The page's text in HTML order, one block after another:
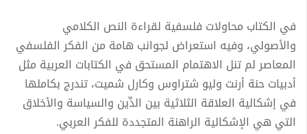
في الكتاب محاولات فلسفية لقراءة النص الكلامي
والأصولي، وفيه استعراض لجوانب هامة من الفكر الفلسفي
المعاصر لم تنل الاهتمام المستحق في الكتابات العربية مثل
أدبيات حنة أرنت وليو شتراوس وكارل شميت، تندرج بكاملها
في إشكالية العلاقة الثلاثية بين الدِّين والسياسة والأخلاق
التي هي الإشكالية الراهنة المتجددة للفكر العربي.